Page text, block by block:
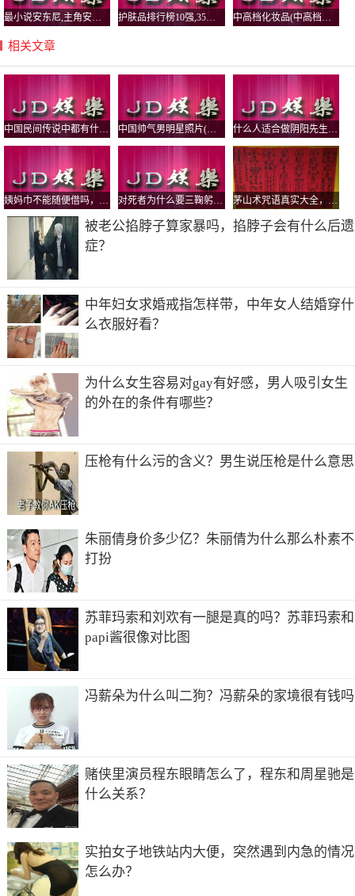
最小说安东尼,主角安东小说 护肤品排行榜10强,35岁护肤品排行榜10强 中高档化妆品(中高档化妆品牌哪些比较好)
相关文章
中国民间传说中都有什么鬼，怨气最大的鬼有哪些？ 中国帅气男明星照片(中国超帅男明星图片) 什么人适合做阴阳先生，真实的民间阴阳先生是道教还是佛教？
姨妈巾不能随便借吗，为什么借了人家的卫生巾要还？ 对死者为什么要三鞠躬，鞠躬的标准是弯腰多少度？ 茅山术咒语真实大全，茅山五鬼运财术揭秘
被老公掐脖子算家暴吗，掐脖子会有什么后遗
症？
中年妇女求婚戒指怎样带，中年女人结婚穿什
么衣服好看？
为什么女生容易对gay有好感，男人吸引女生
的外在的条件有哪些？
压枪有什么污的含义？男生说压枪是什么意思
朱丽倩身价多少亿？朱丽倩为什么那么朴素不
打扮
苏菲玛索和刘欢有一腿是真的吗？苏菲玛索和
papi酱很像对比图
冯薪朵为什么叫二狗？冯薪朵的家境很有钱吗
赌侠里演员程东眼睛怎么了，程东和周星驰是
什么关系？
实拍女子地铁站内大便，突然遇到内急的情况
怎么办？